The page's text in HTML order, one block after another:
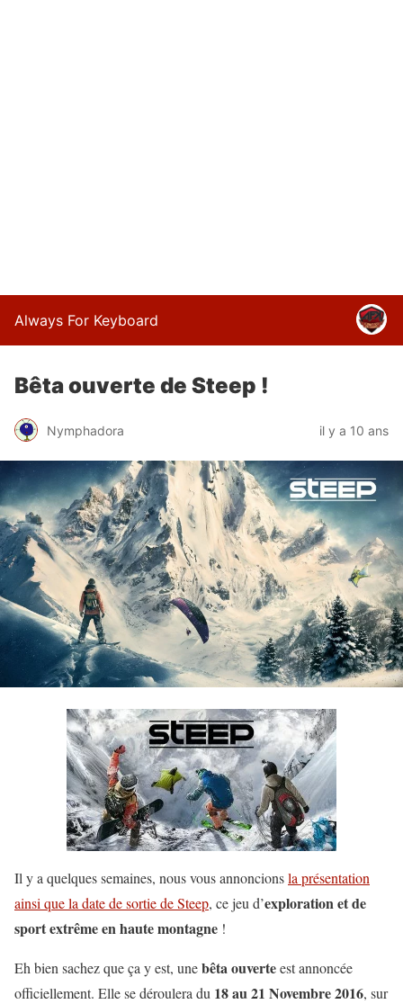
Always For Keyboard
Bêta ouverte de Steep !
Nymphadora il y a 10 ans
Il y a quelques semaines, nous vous annoncionsla présentation
ainsi que la date de sortie de Steep, ce jeu d’exploration et de
sport extrême en haute montagne !
Eh bien sachez que ça y est, unebêta ouverteest annoncée
officiellement. Elle se déroulera du 18 au 21 Novembre 2016, sur